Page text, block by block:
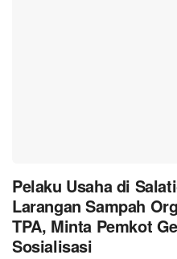
Pelaku Usaha di
Larangan Sampah
TPA, Minta Pemkot
Sosialisasi